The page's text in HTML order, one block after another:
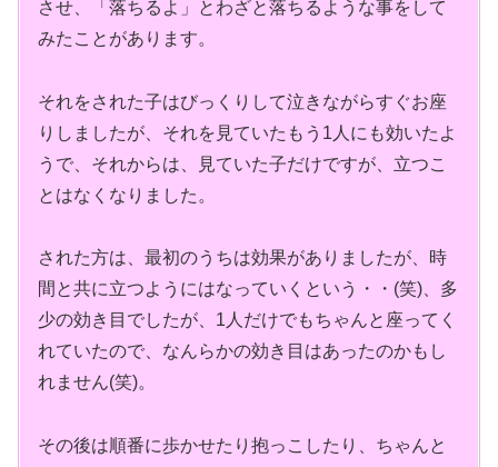
させ、「落ちるよ」とわざと落ちるような事をして
みたことがあります。
それをされた子はびっくりして泣きながらすぐお座
りしましたが、それを見ていたもう1人にも効いたよ
うで、それからは、見ていた子だけですが、立つこ
とはなくなりました。
された方は、最初のうちは効果がありましたが、時
間と共に立つようにはなっていくという・・(笑)、多
少の効き目でしたが、1人だけでもちゃんと座ってく
れていたので、なんらかの効き目はあったのかもし
れません(笑)。
その後は順番に歩かせたり抱っこしたり、ちゃんと